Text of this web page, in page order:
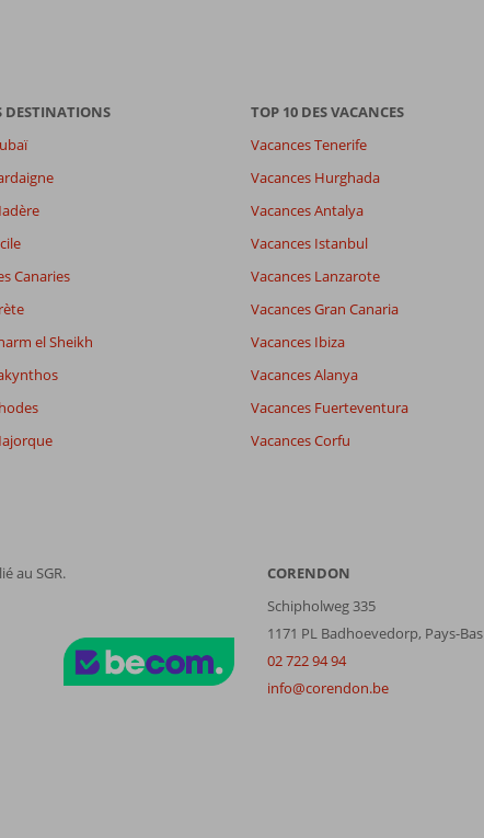
DESTINATIONS
Canaries
el Sheikh
TOP 10 DES VACANCES
Vacances Tenerife
Vacances Hurghada
Vacances Antalya
Vacances Istanbul
Vacances Lanzarote
Vacances Gran Canaria
Vacances Ibiza
Vacances Alanya
Vacances Fuerteventura
Vacances Corfu
au SGR.
CORENDON
Schipholweg 335
1171 PL Badhoevedorp, Pays-Bas
02 722 94 94
info@corendon.be